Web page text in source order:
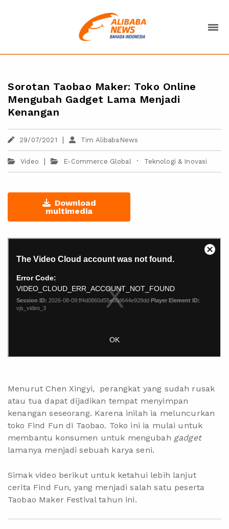
Sorotan Taobao Maker: Toko Online
Mengubah Gadget Lama Menjadi
Kenangan
29/07/2021 | Tim AlibabaNews
Video | E-Commerce Global · Teknologi & Inovasi
Download
multimedia
Menurut Chen Xingyi, perangkat yang sudah rusak
atau tua dapat dijadikan tempat menyimpan
kenangan seseorang. Karena inilah ia meluncurkan
toko Find Fun di Taobao. Toko ini ia mulai untuk
membantu konsumen untuk mengubah gadget
lamanya menjadi sebuah karya seni.
Simak video berikut untuk ketahui lebih lanjut
cerita Find Fun, yang menjadi salah satu peserta
Taobao Maker Festival tahun ini.